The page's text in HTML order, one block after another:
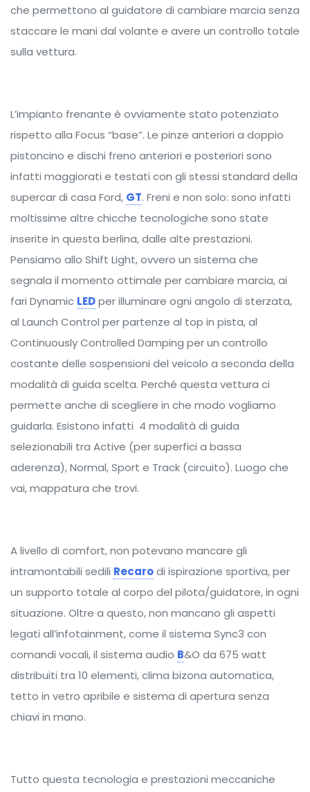
che permettono al guidatore di cambiare marcia senza
staccare le mani dal volante e avere un controllo totale
sulla vettura.
L’impianto frenante è ovviamente stato potenziato
rispetto alla Focus “base”. Le pinze anteriori a doppio
pistoncino e dischi freno anteriori e posteriori sono
infatti maggiorati e testati con gli stessi standard della
supercar di casa Ford, GT. Freni e non solo: sono infatti
moltissime altre chicche tecnologiche sono state
inserite in questa berlina, dalle alte prestazioni.
Pensiamo allo Shift Light, ovvero un sistema che
segnala il momento ottimale per cambiare marcia, ai
fari Dynamic LEDper illuminare ogni angolo di sterzata,
al Launch Control per partenze al top in pista, al
Continuously Controlled Damping per un controllo
costante delle sospensioni del veicolo a seconda della
modalità di guida scelta. Perché questa vettura ci
permette anche di scegliere in che modo vogliamo
guidarla. Esistono infatti 4 modalità di guida
selezionabili tra Active (per superfici a bassa
aderenza), Normal, Sport e Track (circuito). Luogo che
vai, mappatura che trovi.
A livello di comfort, non potevano mancare gli
intramontabili sedili Recarodi ispirazione sportiva, per
un supporto totale al corpo del pilota/guidatore, in ogni
situazione. Oltre a questo, non mancano gli aspetti
legati all’infotainment, come il sistema Sync3 con
comandi vocali, il sistema audio B&O da 675 watt
distribuiti tra 10 elementi, clima bizona automatica,
tetto in vetro apribile e sistema di apertura senza
chiavi in mano.
Tutto questa tecnologia e prestazioni meccaniche